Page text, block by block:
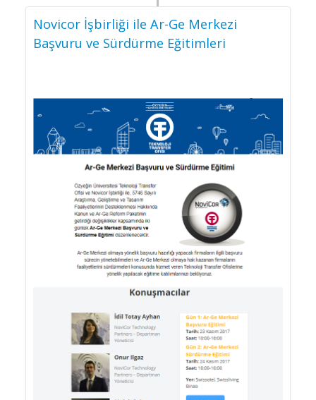
Novicor İşbirliği ile Ar-Ge Merkezi
Başvuru ve Sürdürme Eğitimleri